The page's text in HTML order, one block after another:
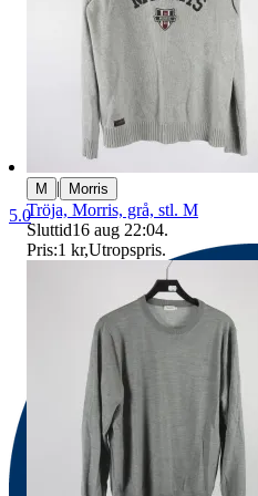
5.0
M | Morris
Tröja, Morris, grå, stl. M
Sluttid16 aug 22:04.
Pris:1 kr,Utropspris.